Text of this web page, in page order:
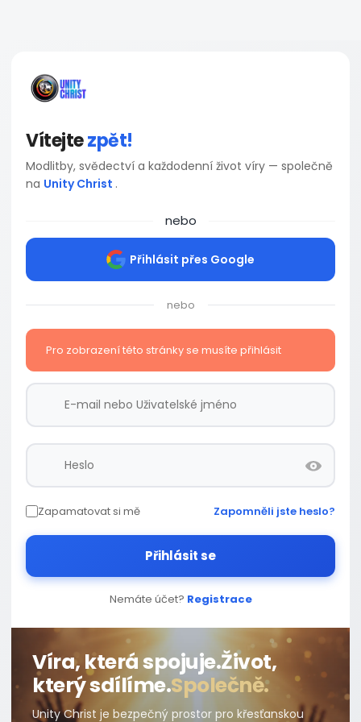
Vítejtezpět!
Modlitby, svědectví a každodenní život víry — společně
na Unity Christ .
nebo
Přihlásit přes Google
nebo
Pro zobrazení této stránky se musíte přihlásit
Zapamatovat si mě Zapomněli jste heslo?
Přihlásit se
Nemáte účet? Registrace
Víra, která spojuje.Život,
který sdílíme.Společně.
Unity Christ je bezpečný prostor pro křesťanskou